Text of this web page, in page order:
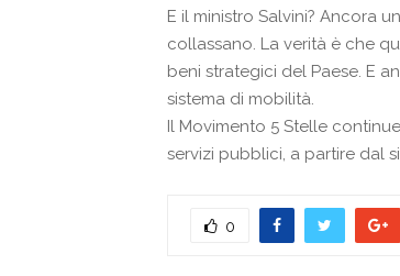
E il ministro Salvini? Ancora
collassano. La verità è che
beni strategici del Paese. E
sistema di mobilità.
Il Movimento 5 Stelle
servizi pubblici, a partire dal
0